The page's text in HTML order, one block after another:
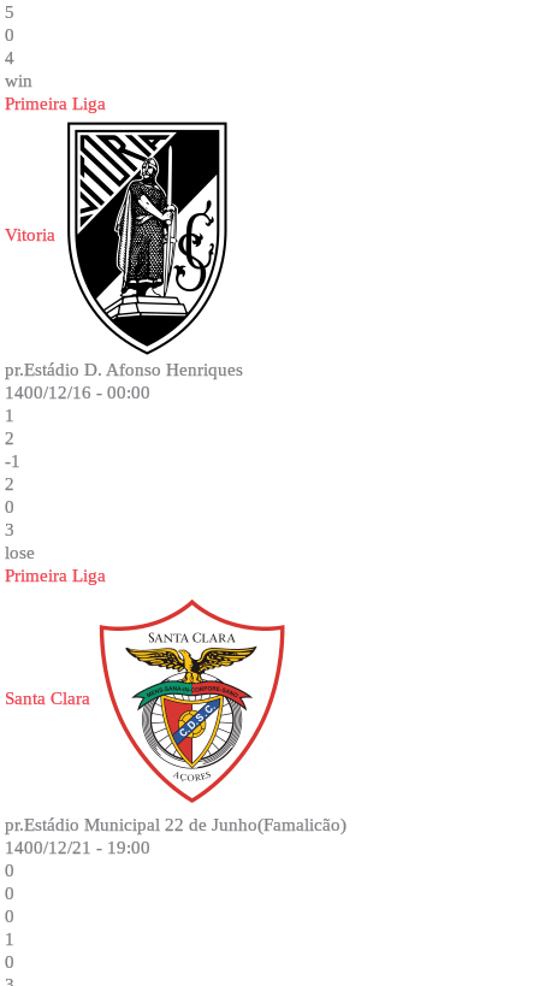
5
0
4
win
Primeira Liga
Vitoria
pr.Estádio D. Afonso Henriques
1400/12/16 - 00:00
1
2
-1
2
0
3
lose
Primeira Liga
Santa Clara
pr.Estádio Municipal 22 de Junho(Famalicão)
1400/12/21 - 19:00
0
0
0
1
0